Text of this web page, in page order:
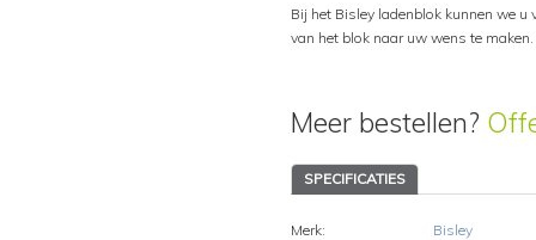
Bij het Bisley ladenblok kunnen we u
van het blok naar uw wens te maken.
Meer bestellen?
SPECIFICATIES
Merk:
Bisley